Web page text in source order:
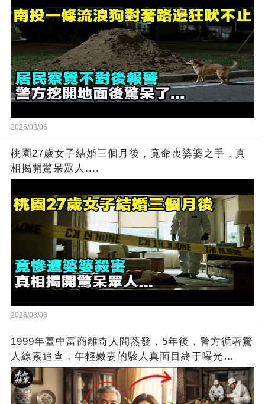
2026/08/06
桃園27歲女子結婚三個月後，竟命喪婆婆之手，真
相揭開驚呆眾人....
2026/08/06
1999年臺中富商離奇人間蒸發，5年後，警方循著驚
人線索追查，年輕嫩妻的駭人真面目終于曝光…